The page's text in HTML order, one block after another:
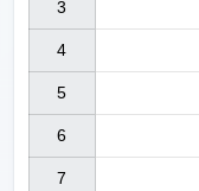
3
4
5
6
7